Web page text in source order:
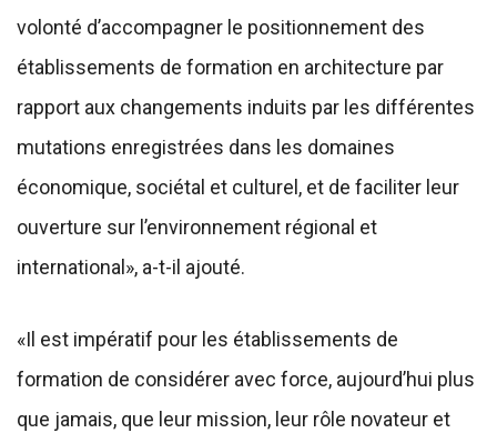
volonté d’accompagner le positionnement des
établissements de formation en architecture par
rapport aux changements induits par les différentes
mutations enregistrées dans les domaines
économique, sociétal et culturel, et de faciliter leur
ouverture sur l’environnement régional et
international», a-t-il ajouté.
«Il est impératif pour les établissements de
formation de considérer avec force, aujourd’hui plus
que jamais, que leur mission, leur rôle novateur et